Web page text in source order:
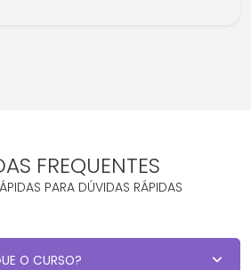
FREQUENTES
PARA DÚVIDAS RÁPIDAS
O CURSO?